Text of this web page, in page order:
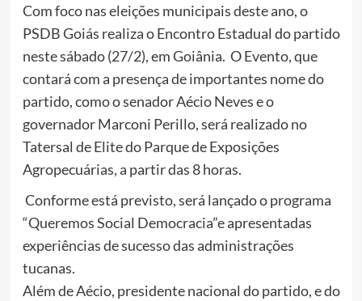
Com foco nas eleições municipais deste ano, o
PSDB Goiás realiza o Encontro Estadual do partido
neste sábado (27/2), em Goiânia. O Evento, que
contará com a presença de importantes nome do
partido, como o senador Aécio Neves e o
governador Marconi Perillo, será realizado no
Tatersal de Elite do Parque de Exposições
Agropecuárias, a partir das 8 horas.
Conforme está previsto, será lançado o programa
“Queremos Social Democracia”e apresentadas
experiências de sucesso das administrações
tucanas.
Além de Aécio, presidente nacional do partido, e do